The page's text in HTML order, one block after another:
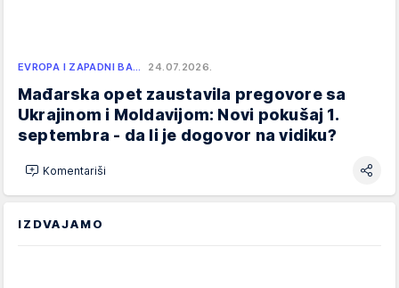
EVROPA I ZAPADNI BA… 24.07.2026.
Mađarska opet zaustavila pregovore sa
Ukrajinom i Moldavijom: Novi pokušaj 1.
septembra - da li je dogovor na vidiku?
Komentariši
IZDVAJAMO